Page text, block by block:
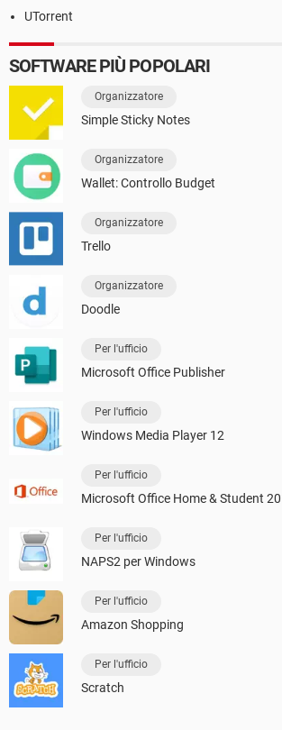
UTorrent
SOFTWARE PIÙ POPOLARI
Organizzatore
Simple Sticky Notes
Organizzatore
Wallet: Controllo Budget
Organizzatore
Trello
Organizzatore
Doodle
Per l'ufficio
Microsoft Office Publisher
Per l'ufficio
Windows Media Player 12
Per l'ufficio
Microsoft Office Home & Student
Per l'ufficio
NAPS2 per Windows
Per l'ufficio
Amazon Shopping
Per l'ufficio
Scratch